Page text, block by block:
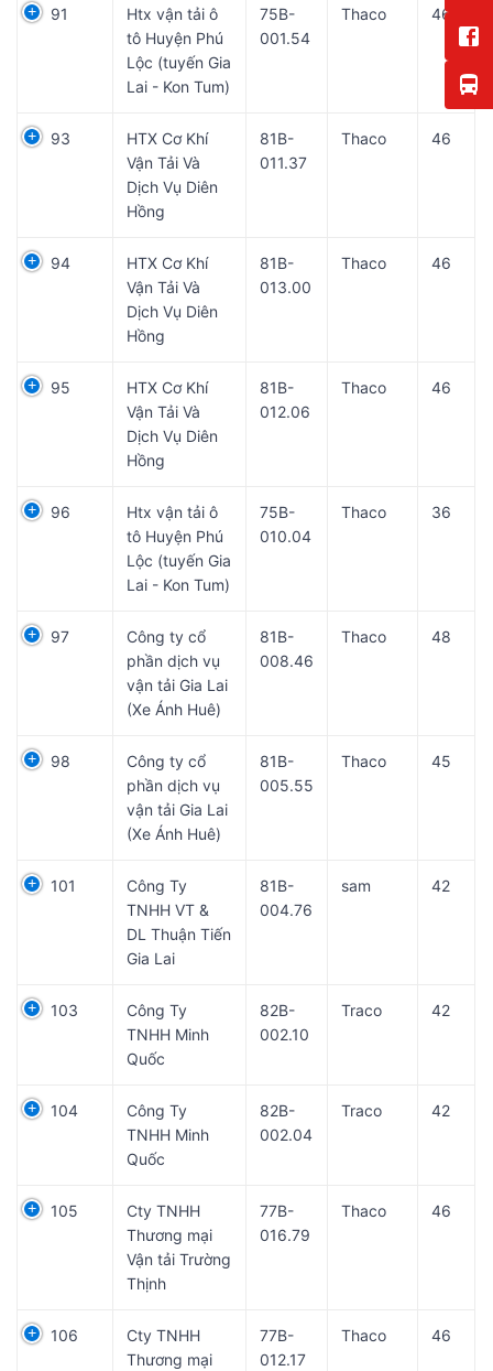
91
Htx vận tải ô
tô Huyện Phú
Lộc (tuyến Gia
Lai - Kon Tum)
75B-
001.54
Thaco 46
93
HTX Cơ Khí
Vận Tải Và
Dịch Vụ Diên
Hồng
81B-
011.37
Thaco 46
94
HTX Cơ Khí
Vận Tải Và
Dịch Vụ Diên
Hồng
81B-
013.00
Thaco 46
95
HTX Cơ Khí
Vận Tải Và
Dịch Vụ Diên
Hồng
81B-
012.06
Thaco 46
96
Htx vận tải ô
tô Huyện Phú
Lộc (tuyến Gia
Lai - Kon Tum)
75B-
010.04
Thaco 36
97
Công ty cổ
phần dịch vụ
vận tải Gia Lai
(Xe Ánh Huê)
81B-
008.46
Thaco 48
98
Công ty cổ
phần dịch vụ
vận tải Gia Lai
(Xe Ánh Huê)
81B-
005.55
Thaco 45
101
Công Ty
TNHH VT &
DL Thuận Tiến
Gia Lai
81B-
004.76
sam 42
103
Công Ty
TNHH Minh
Quốc
82B-
002.10
Traco 42
104
Công Ty
TNHH Minh
Quốc
82B-
002.04
Traco 42
105
Cty TNHH
Thương mại
Vận tải Trường
Thịnh
77B-
016.79
Thaco 46
106
Cty TNHH
Thương mại
77B-
012.17
Thaco 46